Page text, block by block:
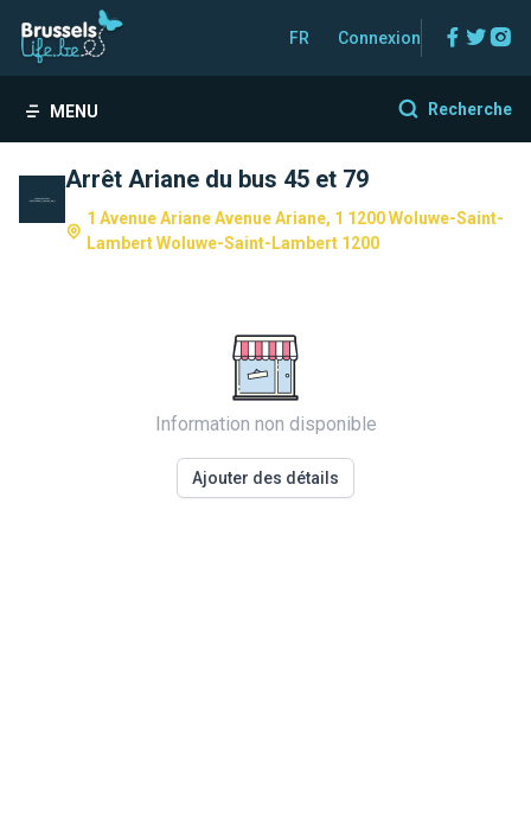
FR Connexion
MENU Recherche
Arrêt Ariane du bus 45 et 79
1 Avenue Ariane Avenue Ariane, 1 1200 Woluwe-Saint-
Lambert Woluwe-Saint-Lambert 1200
Information non disponible
Ajouter des détails